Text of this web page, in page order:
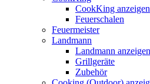
CookKing anzeigen
Feuerschalen
Feuermeister
Landmann
Landmann anzeigen
Grillgeräte
Zubehör